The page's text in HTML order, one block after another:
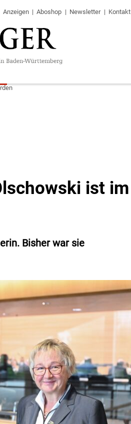
Anzeigen Aboshop Newsletter Kontakt
ist im
Bisher war sie